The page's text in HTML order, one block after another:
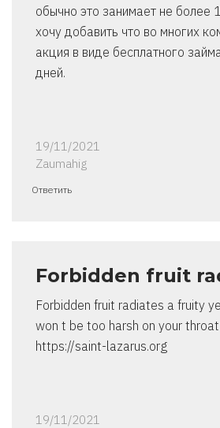
обычно это занимает не более
хочу добавить что во многих
акция в виде бесплатного
дней.
19/11/2021
Zaumahig
Ответить
Forbidden fruit
Forbidden fruit radiates a fruity
won t be too harsh on your
https://saint-lazarus.org
19/11/2021